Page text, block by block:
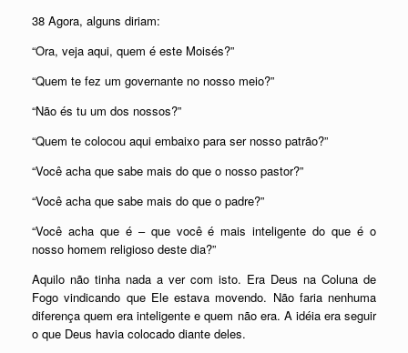
38 Agora, alguns diriam:
“Ora, veja aqui, quem é este Moisés?”
“Quem te fez um governante no nosso meio?”
“Não és tu um dos nossos?”
“Quem te colocou aqui embaixo para ser nosso patrão?”
“Você acha que sabe mais do que o nosso pastor?”
“Você acha que sabe mais do que o padre?”
“Você acha que é – que você é mais inteligente do que é o
nosso homem religioso deste dia?”
Aquilo não tinha nada a ver com isto. Era Deus na Coluna de
Fogo vindicando que Ele estava movendo. Não faria nenhuma
diferença quem era inteligente e quem não era. A idéia era seguir
o que Deus havia colocado diante deles.